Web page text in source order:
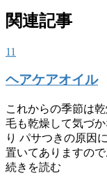
関連記事
11
ヘアケアオイル
これからの季節は
毛も乾燥して気づ
り パサつきの原因
置いてありますの
続きを読む